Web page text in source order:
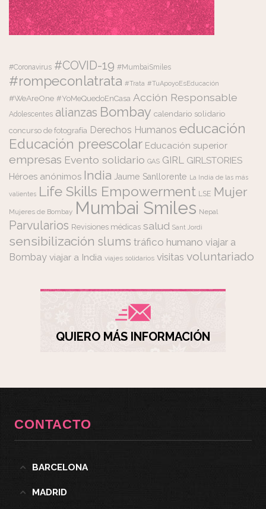
#Coronavirus #COVID-19 #MumbaiSmiles
#rompeconlatrata #Trata #TuApoyoEsEducación
#WeAreOne #YoMeQuedoEnCasa Acción Responsable
Adolescentes alianzas Bombay calendario solidario
concurso de fotografía Derechos Humanos educación
Educación preescolar Educación superior
empresas Evento solidario GAS GIRL GIRLSTORIES
Héroes anónimos India Jaume Sanllorente La India de las más
valientes Life Skills Empowerment LSE Mujer
Mujeres de Bombay Mumbai Smiles Nepal
Parvularios Revisiones médicas salud Sant Jordi
sensibilización slums tráfico humano viajar a
Bombay viajar a India viajes solidarios visitas voluntariado
QUIERO MÁS INFORMACIÓN
CONTACTO
BARCELONA
MADRID